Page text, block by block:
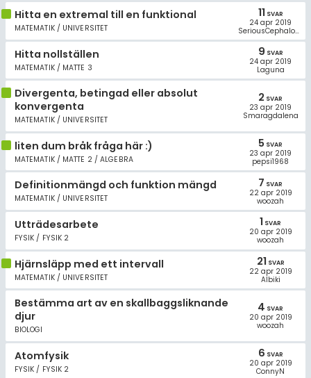
Hitta en extremal till en funktional
MATEMATIK / UNIVERSITET
11 SVAR
24 apr 2019
SeriousCephalopod
Hitta nollställen
MATEMATIK / MATTE 3
9 SVAR
24 apr 2019
Laguna
Divergenta, betingad eller absolut
konvergenta
MATEMATIK / UNIVERSITET
2 SVAR
23 apr 2019
Smaragdalena
liten dum bråk fråga här :)
MATEMATIK / MATTE 2 / ALGEBRA
5 SVAR
23 apr 2019
pepsi1968
Definitionmängd och funktion mängd
MATEMATIK / UNIVERSITET
7 SVAR
22 apr 2019
woozah
Utträdesarbete
FYSIK / FYSIK 2
1 SVAR
20 apr 2019
woozah
Hjärnsläpp med ett intervall
MATEMATIK / UNIVERSITET
21 SVAR
22 apr 2019
Albiki
Bestämma art av en skallbaggsliknande
djur
BIOLOGI
4 SVAR
20 apr 2019
woozah
Atomfysik
FYSIK / FYSIK 2
6 SVAR
20 apr 2019
ConnyN